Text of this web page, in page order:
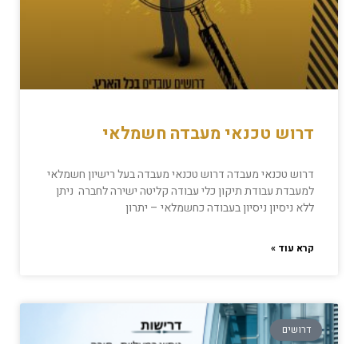
דרוש טכנאי מעבדה חשמלאי
דרוש טכנאי מעבדה דרוש טכנאי מעבדה בעל רישיון חשמלאי
למעבדת עבודת תיקון כלי עבודה קליטה ישירה לחברה ניתן
ללא ניסיון ניסיון בעבודה כחשמלאי – יתרון
קרא עוד »
דרושים